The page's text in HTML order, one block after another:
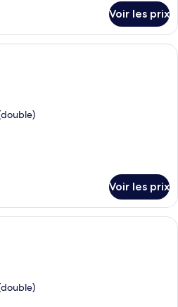
Voir les prix
Un lit double avec une tête de lit en
Voir les prix
Un lit double avec une tête de lit en